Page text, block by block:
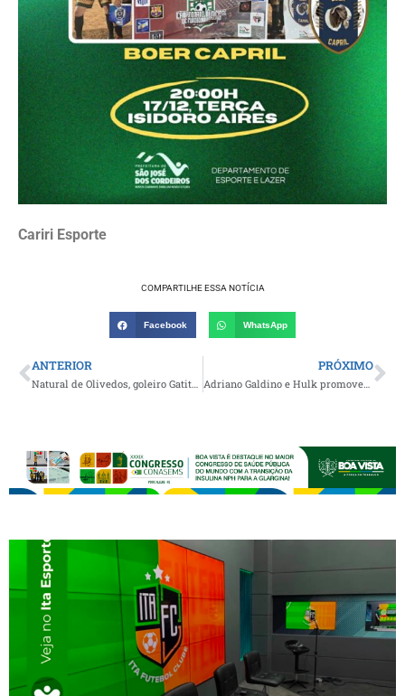
Cariri Esporte
COMPARTILHE ESSA NOTÍCIA
Facebook WhatsApp
ANTERIOR
Natural de Olivedos, goleiro Gatito é anunciado como mais novo reforço do Campinense Clube
PRÓXIMO
Adriano Galdino e Hulk promovem grande Jogo das Estrelas nesta quinta-feira na cidade de Pocinhos